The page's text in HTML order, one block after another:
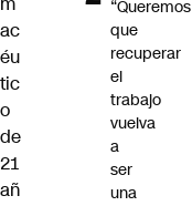
ac
éu
tic
o
de
21
añ
“Queremos
que
recuperar
el
trabajo
vuelva
a
ser
una